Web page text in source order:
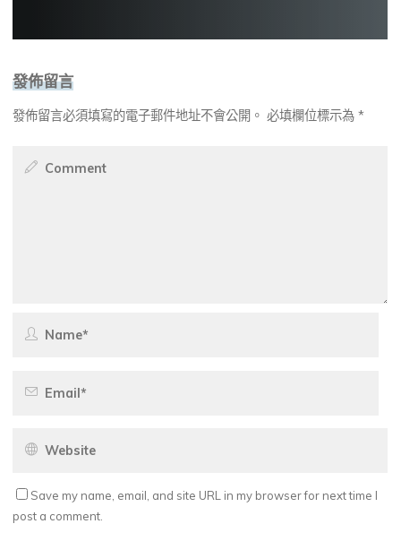
發佈留言
發佈留言必須填寫的電子郵件地址不會公開。 必填欄位標示為*
Save my name, email, and site URL in my browser for next time I
post a comment.